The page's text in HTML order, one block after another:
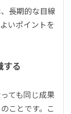
長期的な目線
いポイントを
する
ても同じ成果
ことです。こ